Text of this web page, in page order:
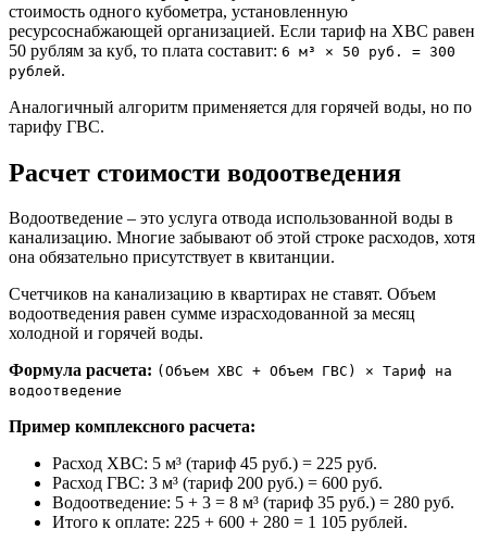
стоимость одного кубометра, установленную
ресурсоснабжающей организацией. Если тариф на ХВС равен
50 рублям за куб, то плата составит: 6 м³ × 50 руб. = 300
рублей.
Аналогичный алгоритм применяется для горячей воды, но по
тарифу ГВС.
Расчет стоимости водоотведения
Водоотведение – это услуга отвода использованной воды в
канализацию. Многие забывают об этой строке расходов, хотя
она обязательно присутствует в квитанции.
Счетчиков на канализацию в квартирах не ставят. Объем
водоотведения равен сумме израсходованной за месяц
холодной и горячей воды.
Формула расчета: (Объем ХВС + Объем ГВС) × Тариф на
водоотведение
Пример комплексного расчета:
Расход ХВС: 5 м³ (тариф 45 руб.) = 225 руб.
Расход ГВС: 3 м³ (тариф 200 руб.) = 600 руб.
Водоотведение: 5 + 3 = 8 м³ (тариф 35 руб.) = 280 руб.
Итого к оплате: 225 + 600 + 280 = 1 105 рублей.